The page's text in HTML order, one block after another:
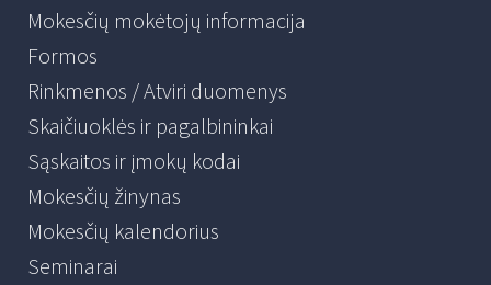
Mokesčių mokėtojų informacija
Formos
Rinkmenos / Atviri duomenys
Skaičiuoklės ir pagalbininkai
Sąskaitos ir įmokų kodai
Mokesčių žinynas
Mokesčių kalendorius
Seminarai